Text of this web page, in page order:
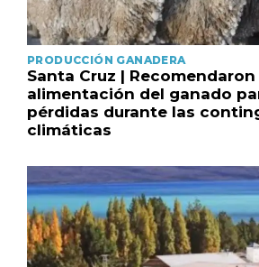
PRODUCCIÓN GANADERA
Santa Cruz |
alimentación del ganado
pérdidas durante las
climáticas